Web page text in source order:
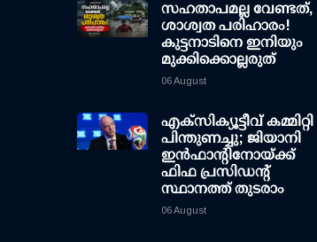
സഹതാപമല്ല വേണ്ടത്,
ശാശ്വത പരിഹാരം!
കുട്ടനാടിനെ ഇനിയും
മുക്കിക്കൊല്ലരുത്
06 August
എക്സിക്യൂട്ടീവ് കമ്മിറ്റി
പിന്തുണച്ചു; ജിയാനി
ഇന്‍ഫാന്റിനോയ്ക്ക്
ഫിഫ പ്രസിഡന്റ്
സ്ഥാനത്ത് തുടരാം
06 August